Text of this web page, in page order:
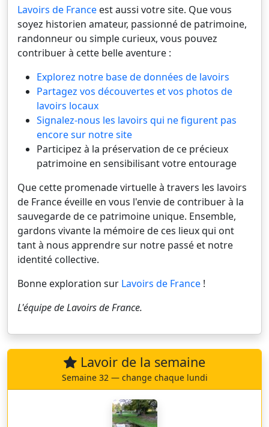
Lavoirs de France est aussi votre site. Que vous
soyez historien amateur, passionné de patrimoine,
randonneur ou simple curieux, vous pouvez
contribuer à cette belle aventure :
Explorez notre base de données de lavoirs
Partagez vos découvertes et vos photos de
lavoirs locaux
Signalez-nous les lavoirs qui ne figurent pas
encore sur notre site
Participez à la préservation de ce précieux
patrimoine en sensibilisant votre entourage
Que cette promenade virtuelle à travers les lavoirs
de France éveille en vous l'envie de contribuer à la
sauvegarde de ce patrimoine unique. Ensemble,
gardons vivante la mémoire de ces lieux qui ont
tant à nous apprendre sur notre passé et notre
identité collective.
Bonne exploration sur Lavoirs de France !
L'équipe deLavoirs de France.
Lavoir de la semaine
Semaine 32 — change chaque lundi